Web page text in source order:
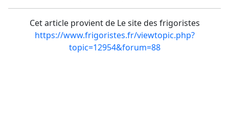
Cet article provient de Le site des frigoristes
https://www.frigoristes.fr/viewtopic.php?
topic=12954&forum=88